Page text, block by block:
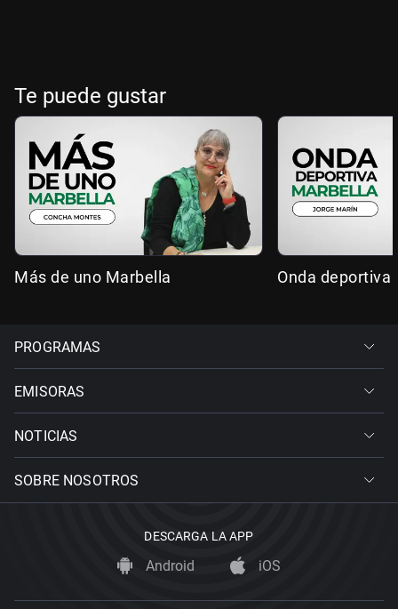
Te puede gustar
Más de uno Marbella Onda deportiva
PROGRAMAS
EMISORAS
NOTICIAS
SOBRE NOSOTROS
DESCARGA LA APP
Android iOS